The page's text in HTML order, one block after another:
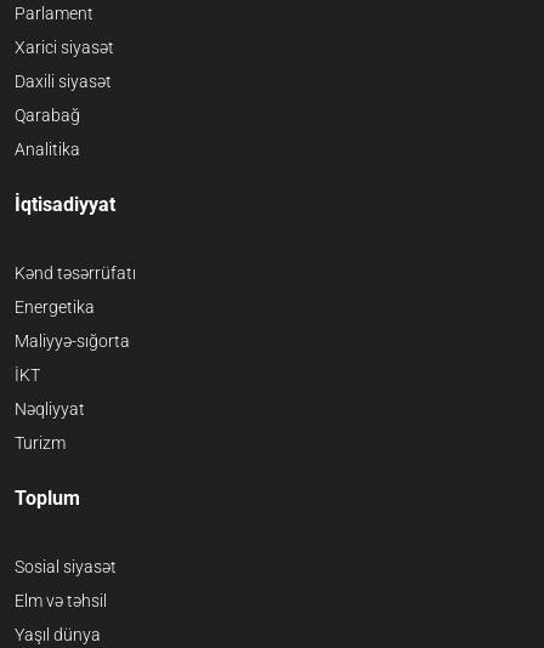
Parlament
Xarici siyasət
Daxili siyasət
Qarabağ
Analitika
İqtisadiyyat
Kənd təsərrüfatı
Energetika
Maliyyə-sığorta
İKT
Nəqliyyat
Turizm
Toplum
Sosial siyasət
Elm və təhsil
Yaşıl dünya